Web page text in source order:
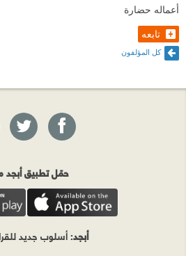
أعماله حضارة
تابعه
كل المؤلفون
حمّل تطبيق أبجد
أبجد: أسلوب جديد